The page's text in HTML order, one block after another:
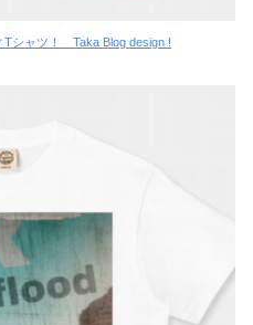
Tシャツ！ Taka Blog design !